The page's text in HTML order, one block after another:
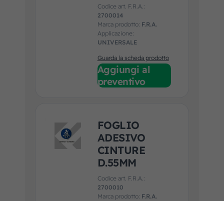
Codice art. F.R.A.:
2700014
Marca prodotto: F.R.A.
Applicazione:
UNIVERSALE
Guarda la scheda prodotto
Aggiungi al
preventivo
FOGLIO
ADESIVO
CINTURE
D.55MM
Codice art. F.R.A.:
2700010
Marca prodotto: F.R.A.